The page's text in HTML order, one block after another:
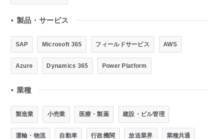
● 製品・サービス
SAP Microsoft 365 フィールドサービス AWS
Azure Dynamics 365 Power Platform
● 業種
製造業 小売業 医療・製薬 建設・ビル管理
運輸・物流 自動車 行政機関 放送業界 業種共通